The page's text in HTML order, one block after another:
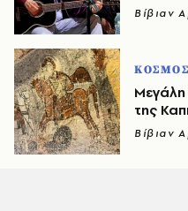
Βίβιαν
ΚΟΣΜΟΣ
Μεγάλη
της
Βίβιαν